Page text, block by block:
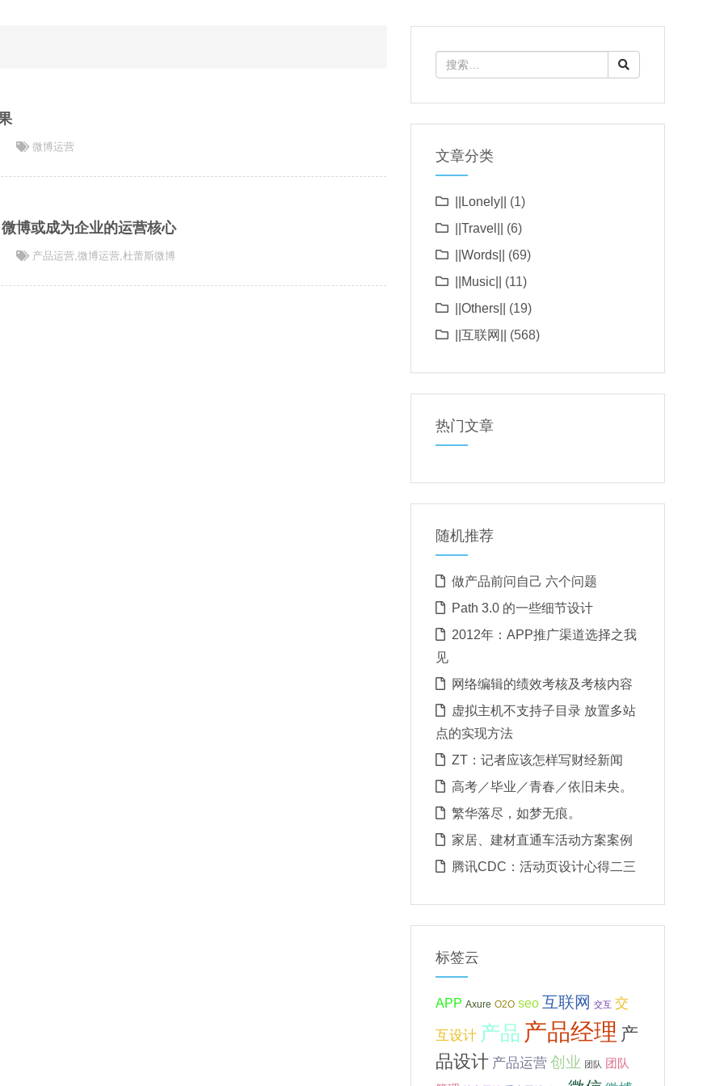
微博运营
博或成为企业的运营核心
产品运营,微博运营,杜蕾斯微博
文章分类
||Lonely||
(1)
||Travel||
(6)
||Words||
(69)
||Music||
(11)
||Others||
(19)
||互联网||
(568)
热门文章
随机推荐
做产品前问自己 六个问题
Path 3.0 的一些细节设计
2012年：APP推广渠道选择之我
见
网络编辑的绩效考核及考核内容
虚拟主机不支持子目录 放置多站
点的实现方法
ZT：记者应该怎样写财经新闻
高考／毕业／青春／依旧未央。
繁华落尽，如梦无痕。
家居、建材直通车活动方案案例
腾讯CDC：活动页设计心得二三
标签云
APP Axure O2O seo 互联网 交互 交
互设计 产品 产品经理 产
品设计 产品运营 创业 团队
团队